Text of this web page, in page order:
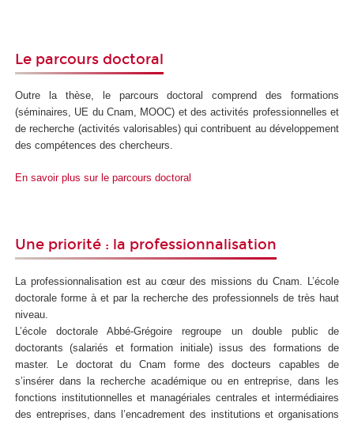
Le parcours doctoral
Outre la thèse, le parcours doctoral comprend des formations
(séminaires, UE du Cnam, MOOC) et des activités professionnelles et
de recherche (activités valorisables) qui contribuent au développement
des compétences des chercheurs.
En savoir plus sur le parcours doctoral
Une priorité : la professionnalisation
La professionnalisation est au cœur des missions du Cnam. L’école
doctorale forme à et par la recherche des professionnels de très haut
niveau.
L’école doctorale Abbé-Grégoire regroupe un double public de
doctorants (salariés et formation initiale) issus des formations de
master. Le doctorat du Cnam forme des docteurs capables de
s’insérer dans la recherche académique ou en entreprise, dans les
fonctions institutionnelles et managériales centrales et intermédiaires
des entreprises, dans l’encadrement des institutions et organisations